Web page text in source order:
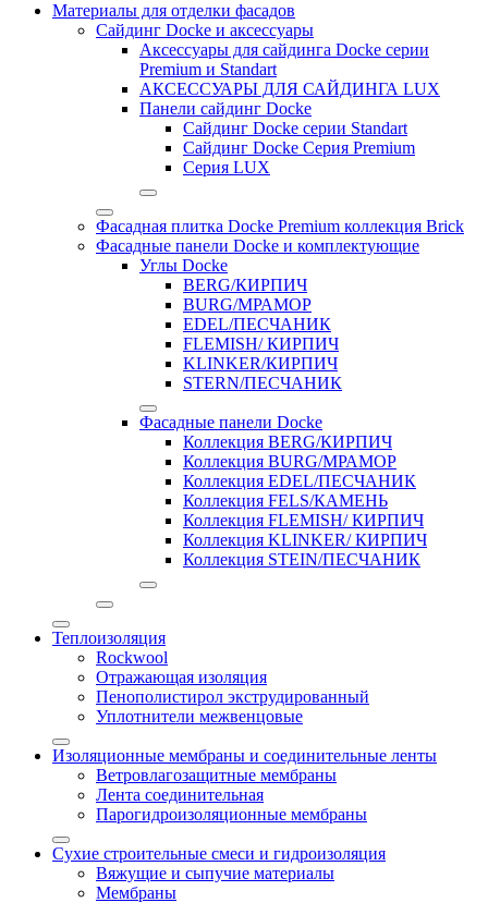
Материалы для отделки фасадов
Сайдинг Docke и аксессуары
Аксессуары для сайдинга Docke серии
Premium и Standart
АКСЕССУАРЫ ДЛЯ САЙДИНГА LUX
Панели сайдинг Docke
Cайдинг Docke серии Standart
Сайдинг Docke Серия Premium
Серия LUX
Фасадная плитка Docke Premium коллекция Brick
Фасадные панели Docke и комплектующие
Углы Docke
BERG/КИРПИЧ
BURG/МРАМОР
EDEL/ПЕСЧАНИК
FLEMISH/ КИРПИЧ
KLINKER/КИРПИЧ
STERN/ПЕСЧАНИК
Фасадные панели Docke
Коллекция BERG/КИРПИЧ
Коллекция BURG/МРАМОР
Коллекция EDEL/ПЕСЧАНИК
Коллекция FELS/КАМЕНЬ
Коллекция FLEMISH/ КИРПИЧ
Коллекция KLINKER/ КИРПИЧ
Коллекция STEIN/ПЕСЧАНИК
Теплоизоляция
Rockwool
Отражающая изоляция
Пенополистирол экструдированный
Уплотнители межвенцовые
Изоляционные мембраны и соединительные ленты
Ветровлагозащитные мембраны
Лента соединительная
Парогидроизоляционные мембраны
Сухие строительные смеси и гидроизоляция
Вяжущие и сыпучие материалы
Мембраны